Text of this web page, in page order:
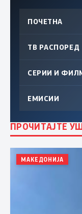
ПОЧЕТНА
ТВ РАСПОРЕД
СЕРИИ И
ЕМИСИИ
ПРОЧИТАЈТЕ
МАКЕДОНИЈА